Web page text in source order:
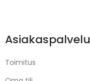
Asiakaspalvelu
Toimitus